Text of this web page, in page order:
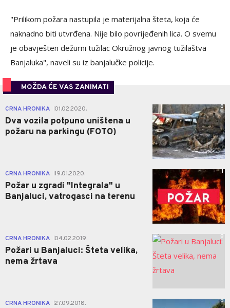
"Prilikom požara nastupila je materijalna šteta, koja će
naknadno biti utvrđena. Nije bilo povrijeđenih lica. O svemu
je obavješten dežurni tužilac Okružnog javnog tužilaštva
Banjaluka", naveli su iz banjalučke policije.
MOŽDA ĆE VAS ZANIMATI
CRNA HRONIKA 01.02.2020.
Dva vozila potpuno uništena u
požaru na parkingu (FOTO)
0
CRNA HRONIKA 19.01.2020.
Požar u zgradi "Integrala" u
Banjaluci, vatrogasci na terenu
1
CRNA HRONIKA 04.02.2019.
Požari u Banjaluci: Šteta velika,
nema žrtava
0
CRNA HRONIKA 27.09.2018. 0